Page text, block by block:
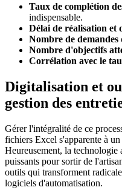
Taux de complétion
indispensable.
Délai de réalisation et
Nombre de
Nombre d'objectifs
Corrélation avec le
Digitalisation et
gestion des
Gérer l'intégralité de ce
fichiers Excel s'apparente à
Heureusement, la
puissants pour sortir de
outils qui transforment
logiciels d'automatisation.